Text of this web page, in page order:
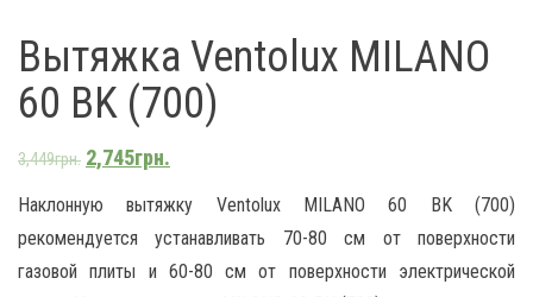
Вытяжка Ventolux MILANO
60 BK (700)
3,449грн. 2,745грн.
Наклонную вытяжку Ventolux MILANO 60 BK (700)
рекомендуется устанавливать 70-80 см от поверхности
газовой плиты и 60-80 см от поверхности электрической